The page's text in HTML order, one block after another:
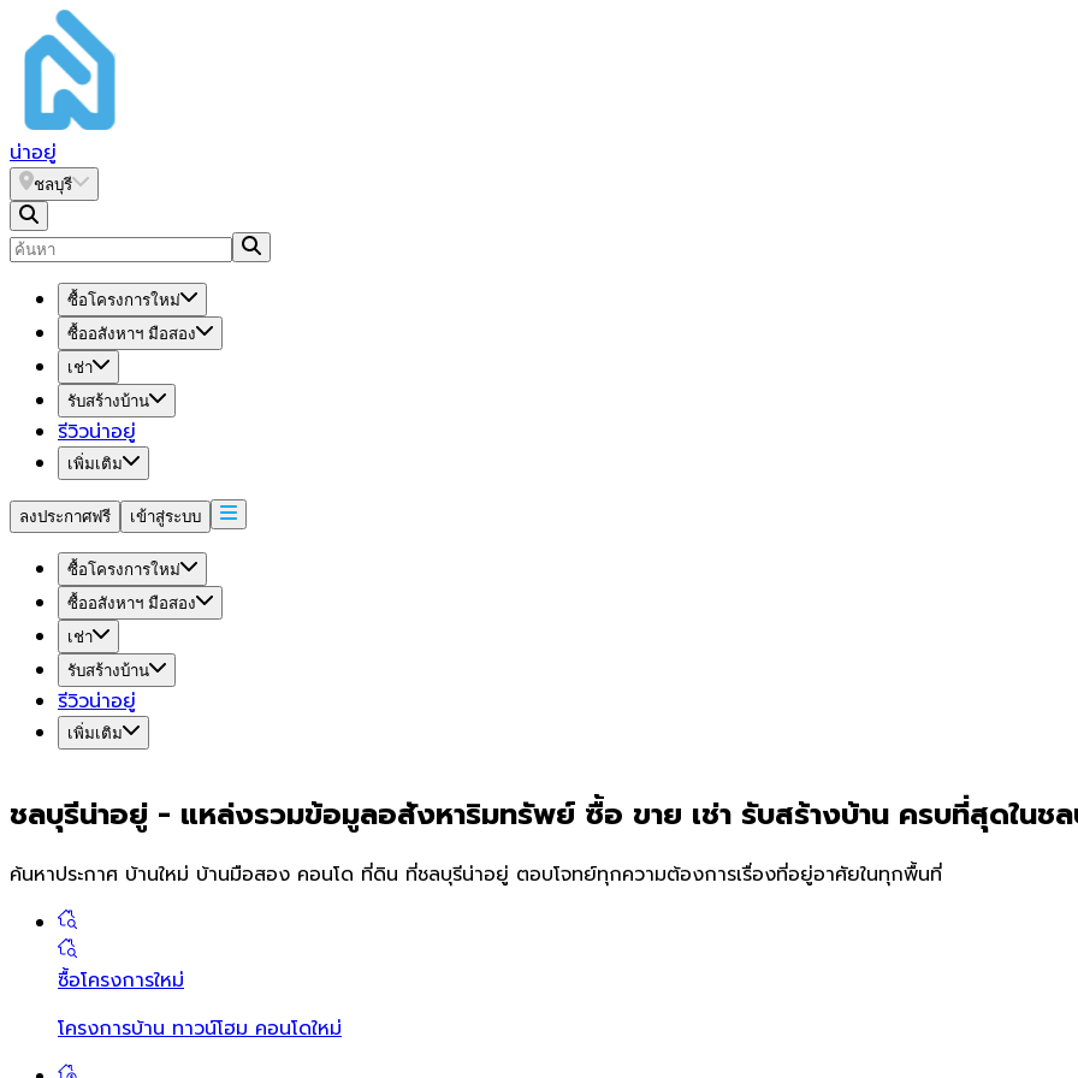
น่าอยู่
ชลบุรี
ซื้อโครงการใหม่
ซื้ออสังหาฯ มือสอง
เช่า
รับสร้างบ้าน
รีวิวน่าอยู่
เพิ่มเติม
ลงประกาศฟรี เข้าสู่ระบบ
ซื้อโครงการใหม่
ซื้ออสังหาฯ มือสอง
เช่า
รับสร้างบ้าน
รีวิวน่าอยู่
เพิ่มเติม
ชลบุรีน่าอยู่ - แหล่งรวมข้อมูลอสังหาริมทรัพย์ ซื้อ ขาย เช่า รับสร้างบ้าน ครบที่สุดในช
ค้นหาประกาศ บ้านใหม่ บ้านมือสอง คอนโด ที่ดิน ที่ชลบุรีน่าอยู่ ตอบโจทย์ทุกความต้องการเรื่องที่อยู่อาศัยในทุกพื้นที่
ซื้อโครงการใหม่
โครงการบ้าน ทาวน์โฮม คอนโดใหม่